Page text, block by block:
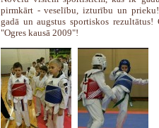
pirmkārt - veselību, izturību un
gadā un augstus sportiskos rezultātus!
"Ogres kausā 2009"!